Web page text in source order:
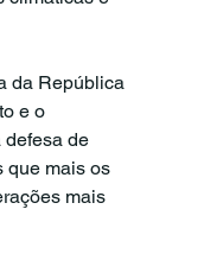
da República
e o
defesa de
que mais os
mais